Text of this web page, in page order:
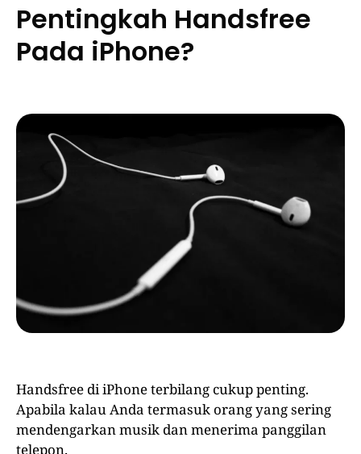
Pentingkah Handsfree
Pada iPhone?
Handsfree di iPhone terbilang cukup penting.
Apabila kalau Anda termasuk orang yang sering
mendengarkan musik dan menerima panggilan
telepon.